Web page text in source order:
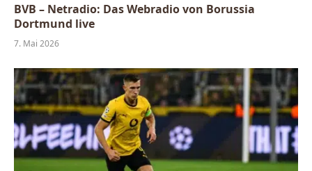
BVB – Netradio: Das Webradio von Borussia
Dortmund live
7. Mai 2026